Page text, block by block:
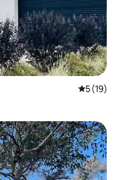
Ukadiriaji
5 (19)